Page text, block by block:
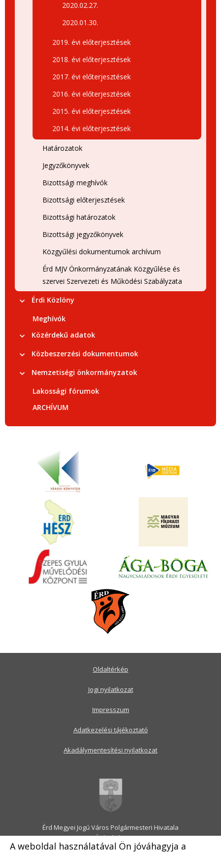
A weboldal használatával Ön jóváhagyja a
2020.02.27.
2020.01.30.
2019. évi előterjesztések
2018. évi előterjesztések
2017. évi előterjesztések
2016. évi előterjesztések
2015. évi előterjesztések
2014. évi előterjesztések
Határozatok
Jegyzőkönyvek
Bizottsági meghívók
Bizottsági előterjesztések
Bizottsági határozatok
Bizottsági jegyzőkönyvek
Közgyűlési dokumentumok archívum
Érd MJV Önkormányzatának Közgyűlése és
szervei Szervezeti és Működési Szabályzata
Érdi Közlöny
Meghívók
Közérdekű adatok
Közbeszerzési dokumentumok
Nemzetiségi önkormányzatok
Lakossági fórumok
ARCHÍVUM
Érd Megyei Jogú Város Polgármesteri Hivatala
2030 Érd, Alsó utca 1.
Levélcím: 2031 Érd, Pf.: 31
Oldaltérkép
Jogi nyilatkozat
Impresszum
Adatkezelési tájékoztató
Akadálymentesítési nyilatkozat